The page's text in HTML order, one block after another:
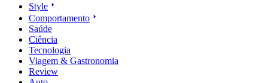
Style
Comportamento
Saúde
Ciência
Tecnologia
Viagem & Gastronomia
Review